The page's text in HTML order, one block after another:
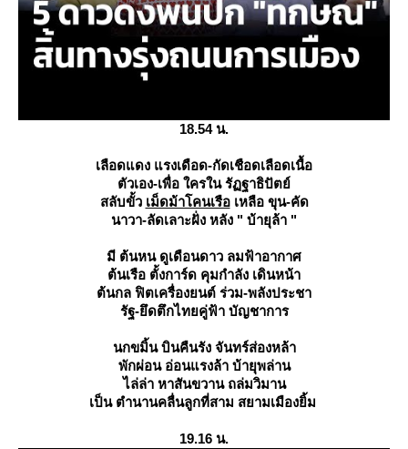
18.54 น.
เลือดแดง แรงเดือด-กัดเชือดเลือดเนื้อ
ตัวเอง-เพื่อ ใครใน รัฏฐาธิปัตย์
สลับขั้ว เม็ดม้าโคนเรือเหลือ ขุน-คัด
นาวา-ลัดเลาะฝั่ง หลัง " บ้ายุล้า "
มี ต้นหน ดูเดือนดาว ลมฟ้าอากาศ
ต้นเรือ ตั้งการ์ด คุมกำลัง เดินหน้า
ต้นกล ฟิตเครื่องยนต์ ร่วม-พลังประชา
รัฐ-ยึดตึกไทยคู่ฟ้า บัญชาการ
นกขมิ้น บินคืนรัง จันทร์ส่องหล้า
พักผ่อน อ่อนแรงล้า บ้ายุพล่าน
ไล่ล่า หาสันขวาน ถล่มวิมาน
เป็น ตำนานคลื่นลูกที่สาม สยามเมืองยิ้ม
19.16 น.